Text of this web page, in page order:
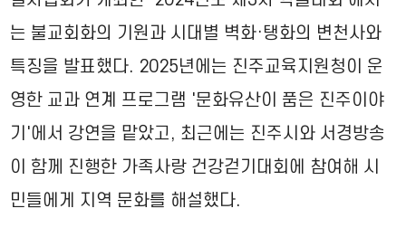
는 불교회화의 기원과 시대별 벽화·탱화의 변천사와
특징을 발표했다. 2025년에는 진주교육지원청이 운
영한 교과 연계 프로그램 '문화유산이 품은 진주이야
기'에서 강연을 맡았고, 최근에는 진주시와 서경방송
이 함께 진행한 가족사랑 건강걷기대회에 참여해 시
민들에게 지역 문화를 해설했다.